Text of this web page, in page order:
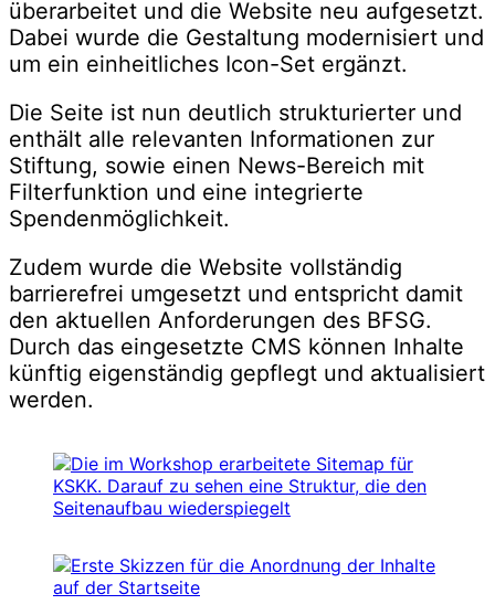
überarbeitet und die Website neu aufgesetzt.
Dabei wurde die Gestaltung modernisiert und
um ein einheitliches Icon-Set ergänzt.
Die Seite ist nun deutlich strukturierter und
enthält alle relevanten Informationen zur
Stiftung, sowie einen News-Bereich mit
Filterfunktion und eine integrierte
Spendenmöglichkeit.
Zudem wurde die Website vollständig
barrierefrei umgesetzt und entspricht damit
den aktuellen Anforderungen des BFSG.
Durch das eingesetzte CMS können Inhalte
künftig eigenständig gepflegt und aktualisiert
werden.